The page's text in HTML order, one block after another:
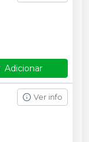
Adicionar
Ver info